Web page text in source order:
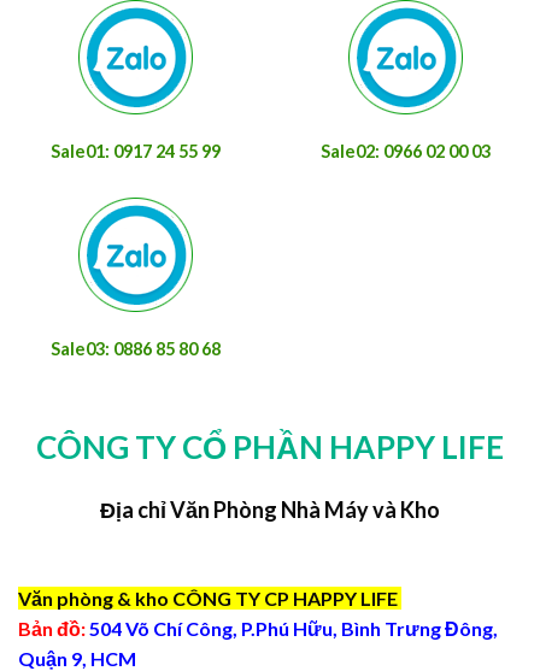
Sale01: 0917 24 55 99 Sale02: 0966 02 00 03
Sale03: 0886 85 80 68
CÔNG TY CỔ PHẦN HAPPY LIFE
Địa chỉ Văn Phòng Nhà Máy và Kho
Văn phòng & kho CÔNG TY CP HAPPY LIFE
Bản đồ: 504 Võ Chí Công, P.Phú Hữu, Bình Trưng Đông,
Quận 9, HCM